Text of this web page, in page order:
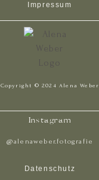
Impressum
Copyright © 2024 Alena Weber
Instagram
@alenaweber.fotografie
Datenschutz